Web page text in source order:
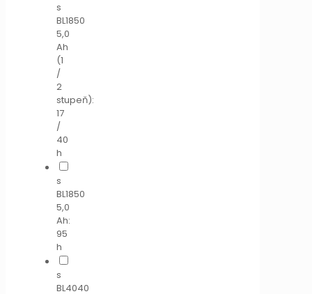
s
BL1850
5,0
Ah
(1
/
2
stupeň):
17
/
40
h
s
BL1850
5,0
Ah:
95
h
s
BL4040